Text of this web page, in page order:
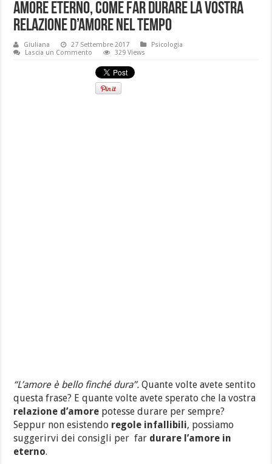
Amore eterno, come far durare la vostra
relazione d’amore nel tempo
Giuliana 27 Settembre 2017
Psicologia
Lascia un Commento
329 Views
“L’amore è bello finché dura”.Quante volte avete sentito
questa frase? E quante volte avete sperato che la vostra
relazione d’amore potesse durare per sempre?
Seppur non esistendo regole infallibili, possiamo
suggerirvi dei consigli per far durare l’amore in
eterno.